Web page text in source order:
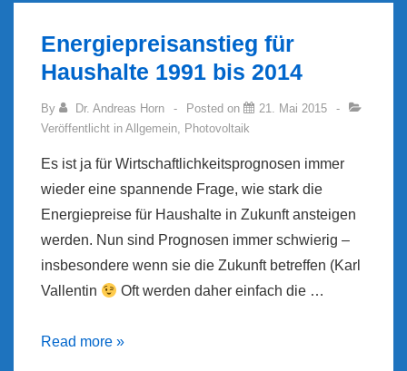
Energiepreisanstieg für
Haushalte 1991 bis 2014
By Dr. Andreas Horn Posted on
21. Mai 2015
Veröffentlicht in Allgemein, Photovoltaik
Es ist ja für Wirtschaftlichkeitsprognosen immer
wieder eine spannende Frage, wie stark die
Energiepreise für Haushalte in Zukunft ansteigen
werden. Nun sind Prognosen immer schwierig –
insbesondere wenn sie die Zukunft betreffen (Karl
Vallentin
Oft werden daher einfach die …
Energiepreisanstieg
Read more »